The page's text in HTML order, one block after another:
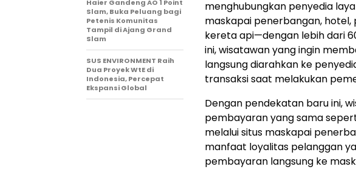
menghubungkan penyedia
maskapai penerbangan,
kereta api—dengan lebih dari
ini, wisatawan yang ingin
langsung diarahkan ke
transaksi saat melakukan
Dengan pendekatan baru ini,
pembayaran yang sama
melalui situs maskapai
manfaat loyalitas pelanggan
pembayaran langsung ke
Haier Gandeng AO 1 Point
Slam, Buka Peluang bagi
Petenis Komunitas
Tampil di Ajang Grand
Slam
SUS ENVIRONMENT Raih
Dua Proyek WtE di
Indonesia, Percepat
Ekspansi Global